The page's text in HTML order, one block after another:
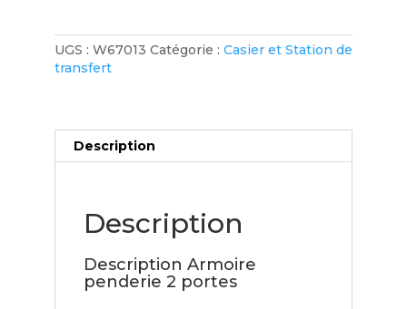
UGS : W67013 Catégorie : Casier et Station de
transfert
Description
Description
Description Armoire
penderie 2 portes